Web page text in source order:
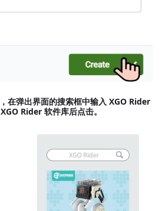
，在弹出界面的搜索框中输入 XGO Rider
XGO Rider 软件库后点击。